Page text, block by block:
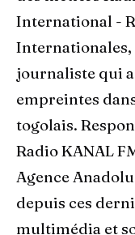
International -
Internationales,
journaliste qui
empreintes
togolais.
Radio KANAL
Agence
depuis ces
multimédia et